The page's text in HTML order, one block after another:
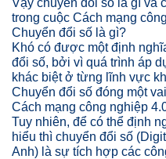
Vậy chuyển đổi số là gì và
trong cuộc Cách mạng
Chuyển đổi số là gì?
Khó có được một định
đổi số, bởi vì quá trình áp
khác biệt ở từng lĩnh vực
Chuyển đổi số đóng một
Cách mạng công nghiệp
Tuy nhiên, để có thể định
hiểu thì chuyển đổi số
Anh) là sự tích hợp các